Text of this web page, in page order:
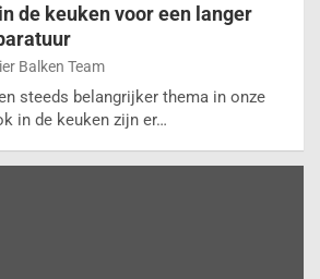
de keuken voor een langer
Balken Team
steeds belangrijker thema in onze
in de keuken zijn er…